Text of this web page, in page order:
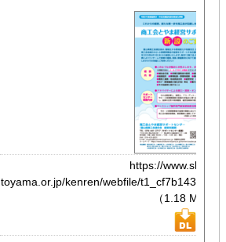
https://
toyama.or.jp/kenren/webfile/
（1.18 MB）